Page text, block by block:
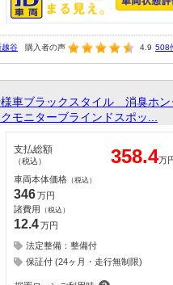
谷 購入者の声 4.9 508
車ブラックスタイル 消臭ホン
モニターブラインドスポッ...
支払総額
（税込） 358.4万
車両本体価格 （税込）
346万円
諸費用
（税込）
12.4万円
法定整備：整備付
保証付 (24ヶ月・走行無制限)